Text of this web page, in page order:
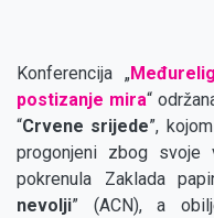
Konferencija „
postizanje mira“
“Crvene srijede”,
progonjeni zbog svoje
pokrenula Zaklada
nevolji” (ACN), a